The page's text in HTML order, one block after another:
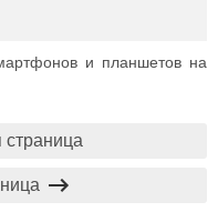
и планшетов на